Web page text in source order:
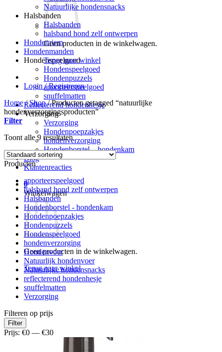
Natuurlijke hondensnacks
Halsbanden
Halsbanden
halsband hond zelf ontwerpen
Hondenriem
Hondenmanden
Hondenspeelgoed
Hondenspeelgoed
Hondenpuzzels
apporteerspeelgoed
snuffelmatten
Reflecterend hondenhesje
Verzorging
Verzorging
Hondenpoepzakjes
hondenverzorging
Hondenborstel – hondenkam
Blog
Klantenreacties
0
Winkelwagen
Geen producten in de winkelwagen.
Terug naar winkel
Geen producten in de winkelwagen.
Terug naar winkel
Login / Registreren
Home / Shop /Producten getagged “natuurlijke
hondenverzorgingsproducten”
Filter
Toont alle 9 resultaten
Producten
apporteerspeelgoed
halsband hond zelf ontwerpen
Halsbanden
Hondenborstel - hondenkam
Hondenpoepzakjes
Hondenpuzzels
Hondenspeelgoed
hondenverzorging
Hondenvoer
Natuurlijk hondenvoer
Natuurlijke hondensnacks
reflecterend hondenhesje
snuffelmatten
Verzorging
Filteren op prijs
Min.
prijs
Max.
prijs
Filter
Prijs: €0 — €30